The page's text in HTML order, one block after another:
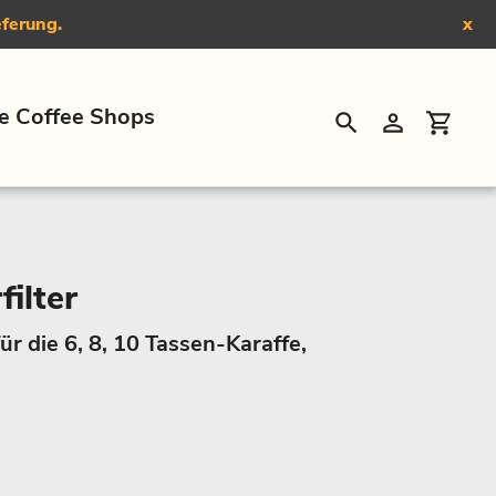
x
Coffee Shops
SuchenEinloggen
die 6, 8, 10 Tassen-Karaffe,